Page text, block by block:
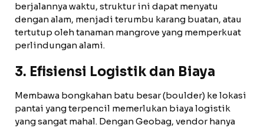
berjalannya waktu, struktur ini dapat menyatu
dengan alam, menjadi terumbu karang buatan, atau
tertutup oleh tanaman mangrove yang memperkuat
perlindungan alami.
3. Efisiensi Logistik dan Biaya
Membawa bongkahan batu besar (boulder) ke lokasi
pantai yang terpencil memerlukan biaya logistik
yang sangat mahal. Dengan Geobag, vendor hanya